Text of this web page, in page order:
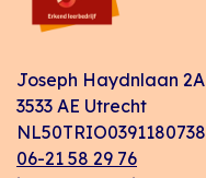
Joseph Haydnlaan 2A
3533 AE Utrecht
NL50TRIO0391180738
06-21 58 29 76